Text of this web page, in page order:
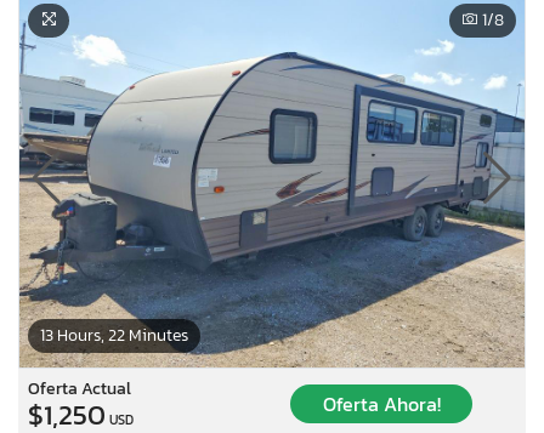
13 Hours, 22 Minutes
1/8
Oferta Actual
$1,250 USD
Oferta Ahora!
×